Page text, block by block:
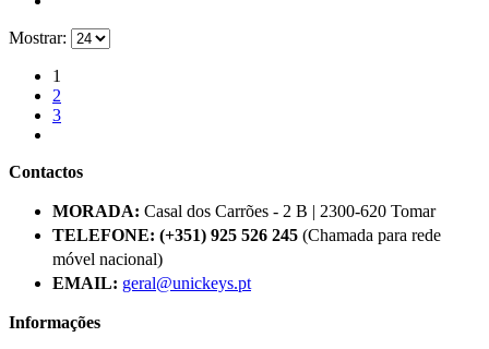
Mostrar:
1
2
3
Contactos
MORADA: Casal dos Carrões - 2 B | 2300-620 Tomar
TELEFONE: (+351) 925 526 245 (Chamada para rede
móvel nacional)
EMAIL: geral@unickeys.pt
Informações